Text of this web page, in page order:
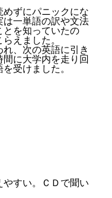
ずにパニックにな
は一単語の訳や文法
とを知っていたの
えました。
、次の英語に引き
に大学内を走り回
受けました。
すい。ＣＤで聞い